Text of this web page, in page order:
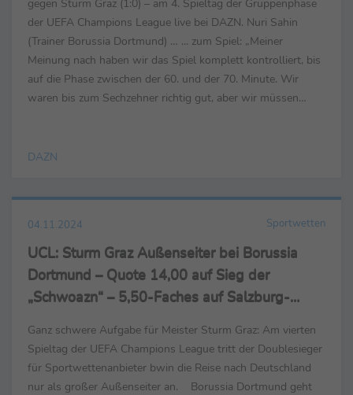
der UEFA Champions League live bei DAZN. Nuri Sahin
(Trainer Borussia Dortmund) … ... zum Spiel: „Meiner
Meinung nach haben wir das Spiel komplett kontrolliert, bis
auf die Phase zwischen der 60. und der 70. Minute. Wir
waren bis zum Sechzehner richtig gut, aber wir müssen
DAZN
04.11.2024 Sportwetten
UCL: Sturm Graz Außenseiter bei Borussia
Dortmund – Quote 14,00 auf Sieg der
„Schwoazn“ – 5,50-Faches auf Salzburg-
Ganz schwere Aufgabe für Meister Sturm Graz: Am vierten
Spieltag der UEFA Champions League tritt der Doublesieger
für Sportwettenanbieter bwin die Reise nach Deutschland
nur als großer Außenseiter an. Borussia Dortmund geht